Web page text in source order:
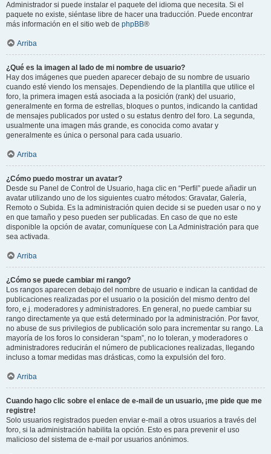
Administrador si puede instalar el paquete del idioma que necesita. Si el
paquete no existe, siéntase libre de hacer una traducción. Puede encontrar
más información en el sitio web de phpBB®
Arriba
¿Qué es la imagen al lado de mi nombre de usuario?
Hay dos imágenes que pueden aparecer debajo de su nombre de usuario
cuando esté viendo los mensajes. Dependiendo de la plantilla que utilice el
foro, la primera imagen está asociada a la posición (rank) del usuario,
generalmente en forma de estrellas, bloques o puntos, indicando la cantidad
de mensajes publicados por usted o su estatus dentro del foro. La segunda,
usualmente una imagen más grande, es conocida como avatar y
generalmente es única o personal para cada usuario.
Arriba
¿Cómo puedo mostrar un avatar?
Desde su Panel de Control de Usuario, haga clic en “Perfil” puede añadir un
avatar utilizando uno de los siguientes cuatro métodos: Gravatar, Galería,
Remoto o Subida. Es la administración quien decide si se pueden usar o no y
en que tamaño y peso pueden ser publicadas. En caso de que no este
disponible la opción de avatar, comuníquese con La Administración para que
sea activada.
Arriba
¿Cómo se puede cambiar mi rango?
Los rangos aparecen debajo del nombre de usuario e indican la cantidad de
publicaciones realizadas por el usuario o la posición del mismo dentro del
foro, e.j. moderadores y administradores. En general, no puede cambiar su
rango directamente ya que está determinado por la administración. Por favor,
no abuse de sus privilegios de publicación solo para incrementar su rango. La
mayoría de los foros lo consideran “spam”, no lo toleran, y moderadores o
administradores reducirán el número de publicaciones realizadas, llegando
incluso a tomar medidas mas drásticas, como la expulsión del foro.
Arriba
Cuando hago clic sobre el enlace de e-mail de un usuario, ¡me pide que me
registre!
Solo usuarios registrados pueden enviar e-mail a otros usuarios a través del
foro, si la administración habilita la opción. Esto es para prevenir el uso
malicioso del sistema de e-mail por usuarios anónimos.